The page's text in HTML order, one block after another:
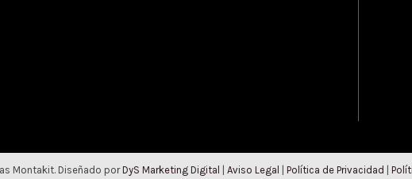
Montakit. Diseñado porDyS Marketing Digital Aviso Legal Política de Privacidad